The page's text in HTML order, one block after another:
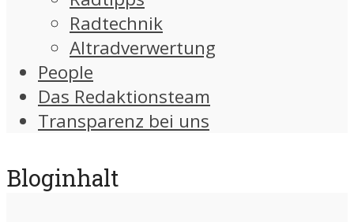
Radtechnik
Altradverwertung
People
Das Redaktionsteam
Transparenz bei uns
Bloginhalt